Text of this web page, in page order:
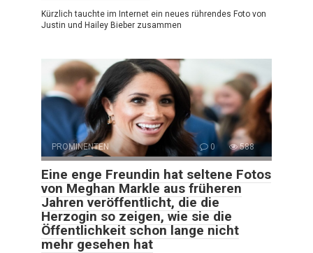
Kürzlich tauchte im Internet ein neues rührendes Foto von
Justin und Hailey Bieber zusammen
PROMINENTEN 0 588
Eine enge Freundin hat seltene Fotos
von Meghan Markle aus früheren
Jahren veröffentlicht, die die
Herzogin so zeigen, wie sie die
Öffentlichkeit schon lange nicht
mehr gesehen hat